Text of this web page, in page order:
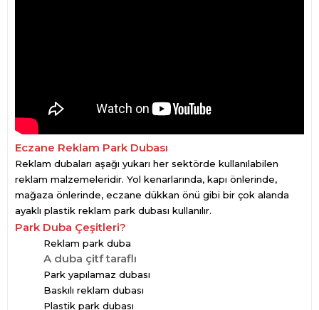
Eczane Reklam Park Dubası
Reklam dubaları aşağı yukarı her sektörde kullanılabilen
reklam malzemeleridir. Yol kenarlarında, kapı önlerinde,
mağaza önlerinde, eczane dükkan önü gibi bir çok alanda
ayaklı plastik reklam park dubası kullanılır.
Park Duba Çeşitleri?
Reklam park duba
A duba çitf taraflı
Park yapılamaz dubası
Baskılı reklam dubası
Plastik park dubası